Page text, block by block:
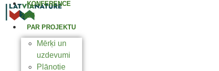
KONFERENCE
2025
PAR PROJEKTU
Mērķi un
uzdevumi
Plānotie